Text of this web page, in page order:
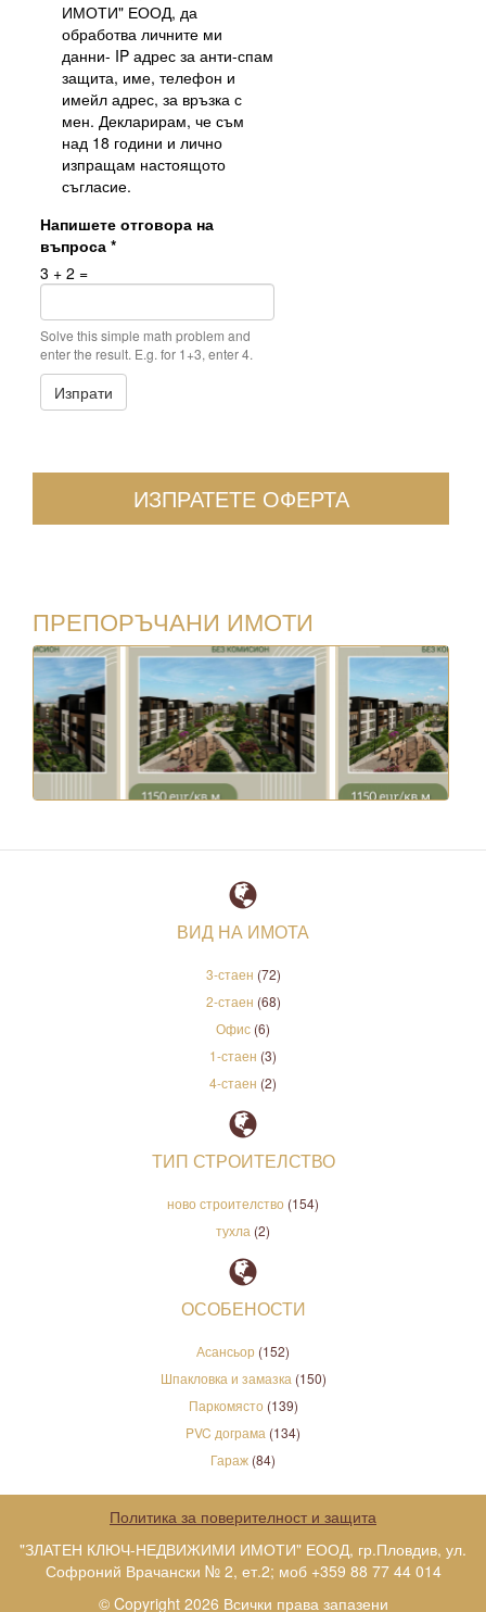
ИМОТИ" ЕООД, да
обработва личните ми
данни- IP адрес за анти-спам
защита, име, телефон и
имейл адрес, за връзка с
мен. Декларирам, че съм
над 18 години и лично
изпращам настоящото
съгласие.
Напишете отговора на
въпроса *
3 + 2 =
Solve this simple math problem and
enter the result. E.g. for 1+3, enter 4.
Изпрати
ИЗПРАТЕТЕ ОФЕРТА
ПРЕПОРЪЧАНИ ИМОТИ
ВИД НА ИМОТА
3-стаен (72)
2-стаен (68)
Офис (6)
1-стаен (3)
4-стаен (2)
ТИП СТРОИТЕЛСТВО
ново строителство (154)
тухла (2)
ОСОБЕНОСТИ
Асансьор (152)
Шпакловка и замазка (150)
Паркомясто (139)
PVC дограма (134)
Гараж (84)
Политика за поверителност и защита
"ЗЛАТЕН КЛЮЧ-НЕДВИЖИМИ ИМОТИ" ЕООД, гр.Пловдив, ул.
Софроний Врачански № 2, ет.2; моб +359 88 77 44 014
© Copyright 2026 Всички права запазени